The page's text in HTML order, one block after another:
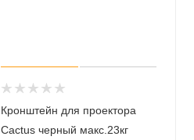
Кронштейн для проектора
Cactus черный макс.23кг